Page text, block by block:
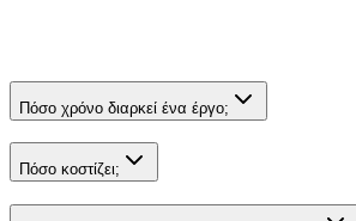
Πόσο χρόνο διαρκεί ένα έργο;
Πόσο κοστίζει;